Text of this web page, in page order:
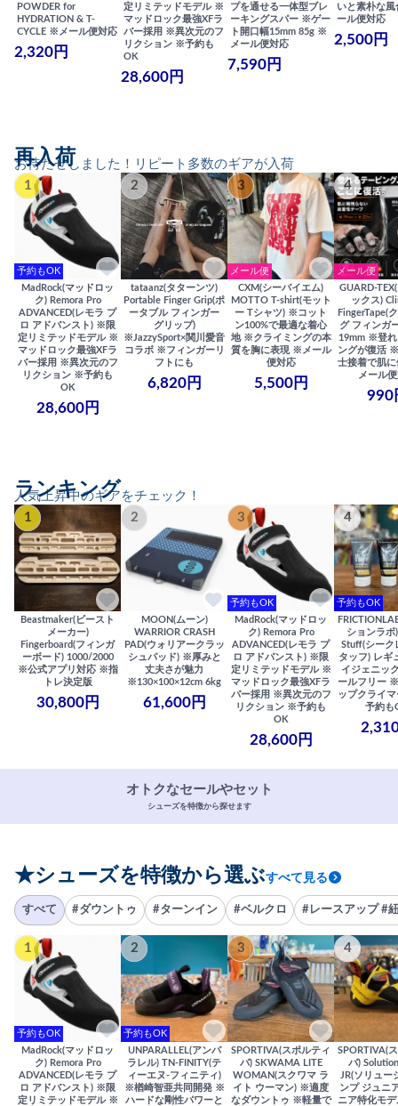
POWDER for
HYDRATION & T-
CYCLE ※メール便対応
2,320円
定リミテッドモデル ※
マッドロック最強XFラ
バー採用 ※異次元のフ
リクション ※予約も
OK
28,600円
プを通せる一体型ブレ
ーキングスパー ※ゲー
ト開口幅15mm 85g ※
メール便対応
7,590円
いと素朴な
ール便対応
2,500円
お待たせしました！リピート多数のギアが入荷
再入荷
1
予約もOK
MadRock(マッドロッ
ク) Remora Pro
ADVANCED(レモラ プ
ロ アドバンスト) ※限
定リミテッドモデル ※
マッドロック最強XFラ
バー採用 ※異次元のフ
リクション ※予約も
OK
28,600円
2
tataanz(タターンツ)
Portable Finger Grip(ポ
ータブル フィンガー
グリップ)
※JazzySport×関川愛音
コラボ ※フィンガーリ
フトにも
6,820円
3
メール便
CXM(シーバイエム)
MOTTO T-shirt(モット
ー Tシャツ) ※コット
ン100%で最適な着心
地 ※クライミングの本
質を胸に表現 ※メール
便対応
5,500円
4
メール便
GUARD-
ックス)
FingerTape(
グ フィンガ
19mm ※登れ
ングが復活
士接着で肌
メール
990
人気上昇中のギアをチェック！
ランキング
1
Beastmaker(ビースト
メーカー)
Fingerboard(フィンガ
ーボード) 1000/2000
※公式アプリ対応 ※指
トレ決定版
30,800円
2
MOON(ムーン)
WARRIOR CRASH
PAD(ウォリアークラッ
シュパッド) ※厚みと
丈夫さが魅力
※130×100×12cm 6kg
61,600円
3
予約もOK
MadRock(マッドロッ
ク) Remora Pro
ADVANCED(レモラ プ
ロ アドバンスト) ※限
定リミテッドモデル ※
マッドロック最強XFラ
バー採用 ※異次元のフ
リクション ※予約も
OK
28,600円
4
予約もOK
ションラボ
Stuff(シーク
タッフ) レギ
イジェニッ
ールフリー
ップクライ
予約も
オトクなセールやセット
シューズを特徴から探せます
★シューズを特徴から選ぶすべて見る
すべて #ダウントゥ #ターンイン #ベルクロ #レースアップ #
1
予約もOK
MadRock(マッドロッ
ク) Remora Pro
ADVANCED(レモラ プ
ロ アドバンスト) ※限
定リミテッドモデル ※
2
予約もOK
UNPARALLEL(アンパ
ラレル) TN-FINITY(テ
ィーエヌ-フィニティ)
※楢崎智亜共同開発 ※
ハードな剛性パワーと
3
SPORTIVA(スポルティ
バ) SKWAMA LITE
WOMAN(スクワマ ラ
イト ウーマン) ※適度
なダウントゥ ※軽量で
4
SPORTIVA(
バ)
JR(ソリュー
ンプ ジュニ
ニア特化モ